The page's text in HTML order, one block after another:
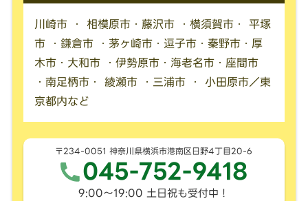
川崎市 ・ 相模原市・藤沢市 ・横須賀市・ 平塚
市 ・鎌倉市 ・茅ヶ崎市・逗子市・秦野市・厚
木市・大和市 ・伊勢原市・海老名市・座間市
・南足柄市・ 綾瀬市 ・三浦市 ・ 小田原市／東
京都内など
〒234-0051 神奈川県横浜市港南区日野4丁目20-6
045-752-9418
9:00〜19:00 土日祝も受付中！